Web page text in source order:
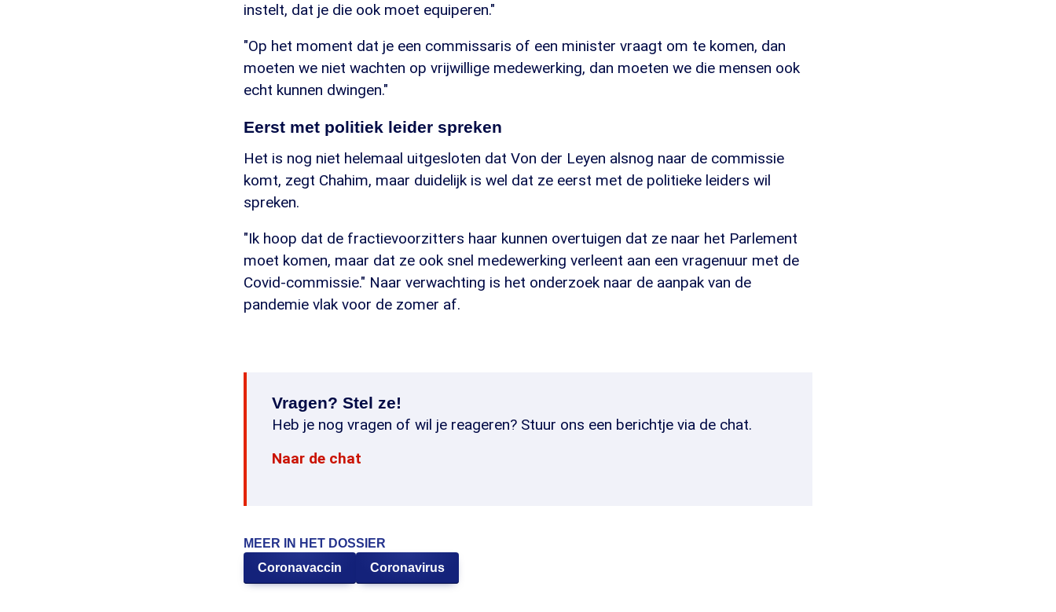
instelt, dat je die ook moet equiperen."
"Op het moment dat je een commissaris of een minister vraagt om te komen, dan
moeten we niet wachten op vrijwillige medewerking, dan moeten we die mensen ook
echt kunnen dwingen."
Eerst met politiek leider spreken
Het is nog niet helemaal uitgesloten dat Von der Leyen alsnog naar de commissie
komt, zegt Chahim, maar duidelijk is wel dat ze eerst met de politieke leiders wil
spreken.
"Ik hoop dat de fractievoorzitters haar kunnen overtuigen dat ze naar het Parlement
moet komen, maar dat ze ook snel medewerking verleent aan een vragenuur met de
Covid-commissie." Naar verwachting is het onderzoek naar de aanpak van de
pandemie vlak voor de zomer af.
Vragen? Stel ze!
Heb je nog vragen of wil je reageren? Stuur ons een berichtje via de chat.
Naar de chat
MEER IN HET DOSSIER
Coronavaccin
Coronavirus